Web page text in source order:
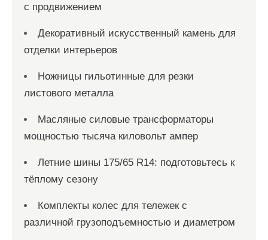
с продвижением
Декоративный искусственный камень для
отделки интерьеров
Ножницы гильотинные для резки
листового металла
Масляные силовые трансформаторы
мощностью тысяча киловольт ампер
Летние шины 175/65 R14: подготовьтесь к
тёплому сезону
Комплекты колес для тележек с
различной грузоподъемностью и диаметром